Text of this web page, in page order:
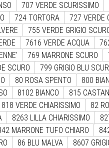
707 VERDE SCURISSIMO
724 TORTORA 727 VERDE
755 VERDE GRIGIO
7616 VERDE ACQUA
769 MARRONE SCURO
SCURO
799 GRIGIO BLU
80 ROSA SPENTO 800
8102 BIANCO 815
818 VERDE CHIARISSIMO 82
8263 LILLA CHIARISSIMO
MARRONE TUFO CHIARO
86 BLU MALVA 8607